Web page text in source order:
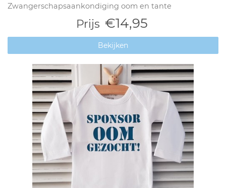
Zwangerschapsaankondiging oom en tante
Prijs €14,95
Bekijken